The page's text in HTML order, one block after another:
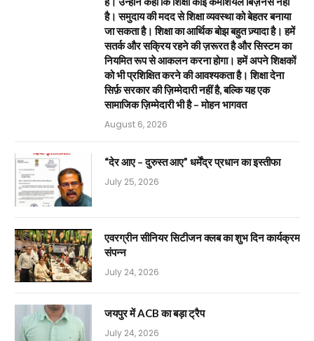
है। समुदाय की मदद से शिक्षा व्यवस्था को बेहतर बनाया
जा सकता है। शिक्षा का आर्थिक बोझ बहुत ज़्यादा है। हमें
सतर्क और सक्रिय रहने की ज़रूरत है और सिस्टम का
नियमित रूप से आकलन करना होगा। हमें अपने शिक्षकों
को भी प्रशिक्षित करने की आवश्यकता है। शिक्षा देना
सिर्फ़ सरकार की ज़िम्मेदारी नहीं है, बल्कि यह एक
सामाजिक ज़िम्मेदारी भी है – मोहन भागवत
August 6, 2026
“देर आए – दुरुस्त आए” धर्मेंद्र प्रधान का इस्तीफा
July 25, 2026
एवरग्रीन सीनियर सिटीजन क्लब का शुभ दिन कार्यक्रम
संपन्न
July 24, 2026
जयपुर में ACB का बड़ा ट्रैप
July 24, 2026